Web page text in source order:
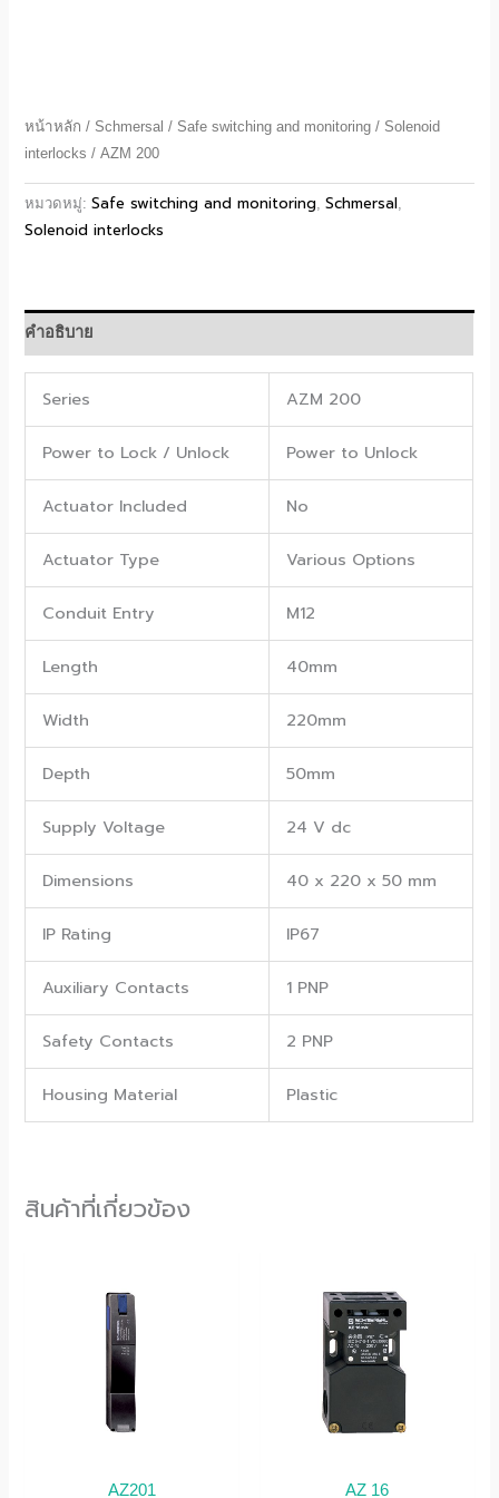
หน้าหลัก / Schmersal / Safe switching and monitoring / Solenoid
interlocks / AZM 200
หมวดหมู่:Safe switching and monitoring,Schmersal,
Solenoid interlocks
คำอธิบาย
Series AZM 200
Power to Lock / Unlock Power to Unlock
Actuator Included No
Actuator Type Various Options
Conduit Entry M12
Length 40mm
Width 220mm
Depth 50mm
Supply Voltage 24 V dc
Dimensions 40 x 220 x 50 mm
IP Rating IP67
Auxiliary Contacts 1 PNP
Safety Contacts 2 PNP
Housing Material Plastic
สินค้าที่เกี่ยวข้อง
AZ201 AZ 16